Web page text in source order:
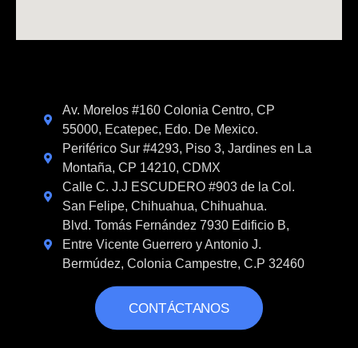
Av. Morelos #160 Colonia Centro, CP
55000, Ecatepec, Edo. De Mexico.
Periférico Sur #4293, Piso 3, Jardines en La
Montaña, CP 14210, CDMX
Calle C. J.J ESCUDERO #903 de la Col.
San Felipe, Chihuahua, Chihuahua.
Blvd. Tomás Fernández 7930 Edificio B,
Entre Vicente Guerrero y Antonio J.
Bermúdez, Colonia Campestre, C.P 32460
CONTÁCTANOS